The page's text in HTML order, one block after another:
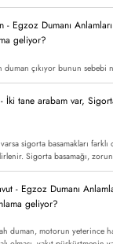
- Egzoz Dumanı
geliyor?
duman çıkıyor bunun sebebi
- İki tane arabam var,
sigorta basamakları
Sigorta basamağı,
- Egzoz Dumanı
geliyor?
duman, motorun yeterince